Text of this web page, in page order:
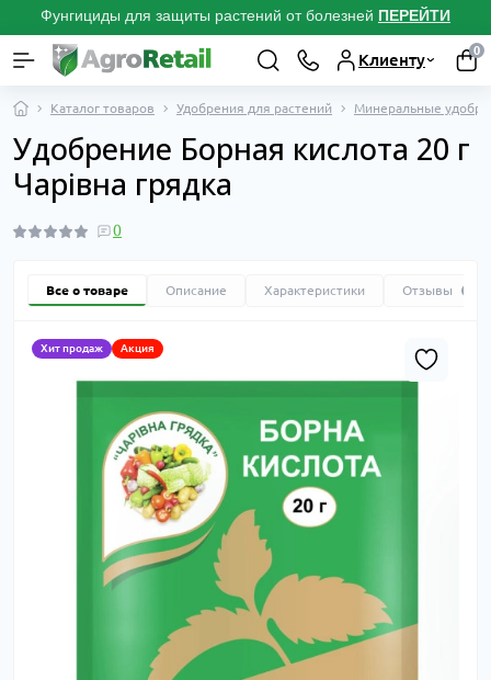
Фунгициды для защиты растений от болезней ПЕРЕЙТИ
Клиенту
0
Каталог товаров Удобрения для растений Минеральные
Удобрение Борная кислота 20 г
Чарівна грядка
0
Все о товаре Описание Характеристики Отзывы
Хит продаж Акция